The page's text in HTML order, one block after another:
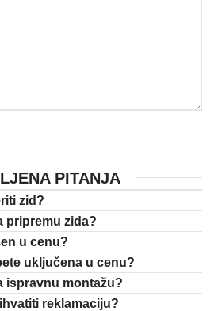
PITANJA
zid?
pripremu zida?
u cenu?
uključena u cenu?
ispravnu montažu?
reklamaciju?